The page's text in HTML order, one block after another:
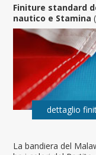
La bandiera del
Finiture standard
nautico e Stamina
dettaglio